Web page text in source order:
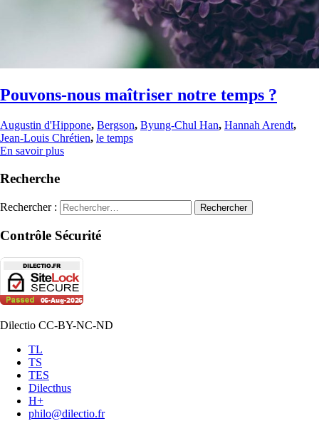
Pouvons-nous maîtriser notre temps ?
Augustin d'Hippone, Bergson, Byung-Chul Han, Hannah Arendt,
Jean-Louis Chrétien, le temps
En savoir plus
Recherche
Rechercher :
Contrôle Sécurité
Dilectio CC-BY-NC-ND
TL
TS
TES
Dilecthus
H+
philo@dilectio.fr